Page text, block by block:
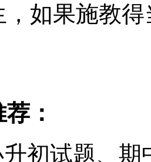
，如果施教
：
初试题、期